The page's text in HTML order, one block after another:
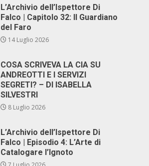
L’Archivio dell’Ispettore Di
Falco | Capitolo 32: Il Guardiano
del Faro
14 Luglio 2026
COSA SCRIVEVA LA CIA SU
ANDREOTTI E I SERVIZI
SEGRETI? – DI ISABELLA
SILVESTRI
8 Luglio 2026
L’Archivio dell’Ispettore Di
Falco | Episodio 4: L’Arte di
Catalogare l’Ignoto